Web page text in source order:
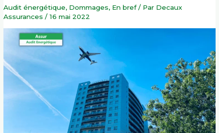
Audit énergétique, Dommages, En bref/ Par Decaux
Assurances/16 mai 2022